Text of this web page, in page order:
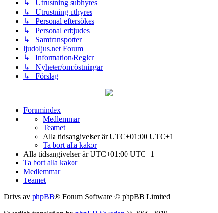
↳ Utrustning subhyres
↳ Utrustning uthyres
↳ Personal eftersökes
↳ Personal erbjudes
↳ Samtransporter
ljudoljus.net Forum
↳ Information/Regler
↳ Nyheter/omröstningar
↳ Förslag
Forumindex
Medlemmar
Teamet
Alla tidsangivelser är UTC+01:00 UTC+1
Ta bort alla kakor
Alla tidsangivelser är UTC+01:00 UTC+1
Ta bort alla kakor
Medlemmar
Teamet
Drivs av phpBB® Forum Software © phpBB Limited